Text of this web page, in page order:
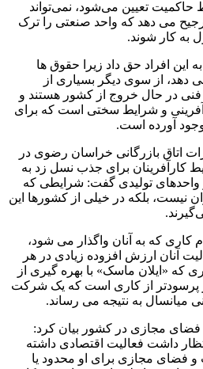
تعیین می‌شود، نمی‌تواند
می دهد که واحد صنعتی را ترک
به کار شوند.
این افراد حق داد زیرا حقوق ها
دهد، از سوی دیگر بسیاری از
فنی در حال خروج از کشور هستند و
و شرایط سختی است که برای
آورده است.
اتاق بازرگانی خراسان رضوی در
کارآفرینان برای جذب نسل زد به
واحدهای تولیدی گفت: شرایطی که
نیست، بلکه در خیلی از کشورها این
کاری که به آنان واگذار می شود،
آنان ارزش افزوده زیادی در هر
که «ایلان ماسک» با بهره گیری از
پرسودتر از کاری است که یک شرکت
میانسال به نتیجه می رساند.
فضای مجازی در کشور بیان کرد:
داشت فعالیت اقتصادی داشته
و فضای مجازی برای او محدود یا